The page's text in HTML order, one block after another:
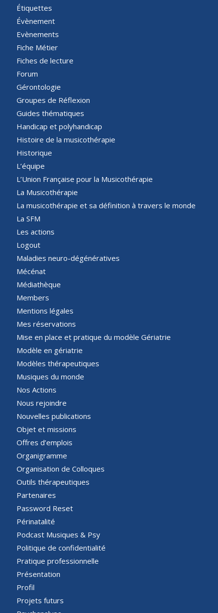
Étiquettes
Évènement
Evènements
Fiche Métier
Fiches de lecture
Forum
Gérontologie
Groupes de Réflexion
Guides thématiques
Handicap et polyhandicap
Histoire de la musicothérapie
Historique
L’équipe
L’Union Française pour la Musicothérapie
La Musicothérapie
La musicothérapie et sa définition à travers le monde
La SFM
Les actions
Logout
Maladies neuro-dégénératives
Mécénat
Médiathèque
Members
Mentions légales
Mes réservations
Mise en place et pratique du modèle Gériatrie
Modèle en gériatrie
Modèles thérapeutiques
Musiques du monde
Nos Actions
Nous rejoindre
Nouvelles publications
Objet et missions
Offres d’emplois
Organigramme
Organisation de Colloques
Outils thérapeutiques
Partenaires
Password Reset
Périnatalité
Podcast Musiques & Psy
Politique de confidentialité
Pratique professionnelle
Présentation
Profil
Projets futurs